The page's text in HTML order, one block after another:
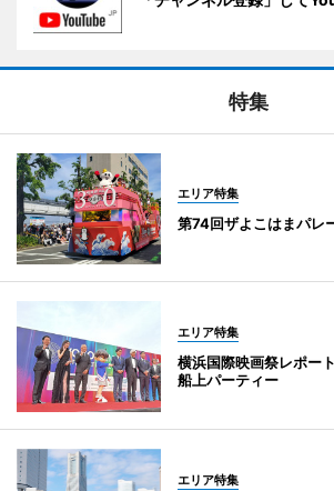
特集
エリア特集
第74回ザよこはまパ
エリア特集
横浜国際映画祭レポー
船上パーティー
エリア特集